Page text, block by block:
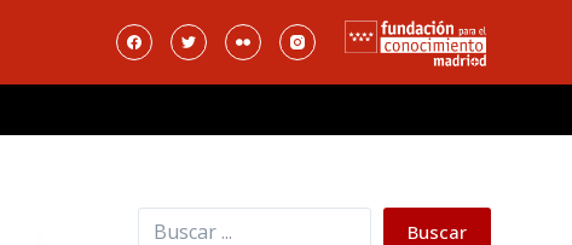
Buscar Buscar